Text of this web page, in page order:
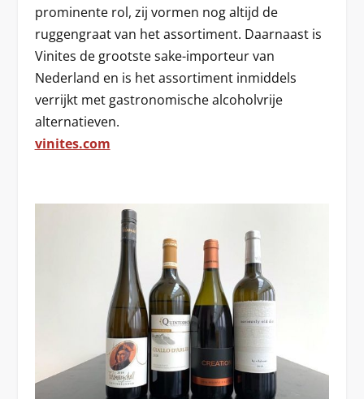
prominente rol, zij vormen nog altijd de
ruggengraat van het assortiment. Daarnaast is
Vinites de grootste sake-importeur van
Nederland en is het assortiment inmiddels
verrijkt met gastronomische alcoholvrije
alternatieven.
vinites.com